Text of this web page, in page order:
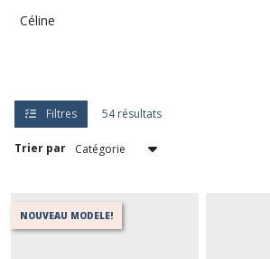
Céline
Filtres 54 résultats
Trier par
NOUVEAU MODELE!
résultats